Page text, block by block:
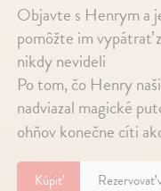
Objavte s Henrym a
pomôžte im vypátrať
nikdy nevideli
Po tom, čo Henry
nadviazal magické
ohňov konečne cíti
Kúpiť Rezervovať